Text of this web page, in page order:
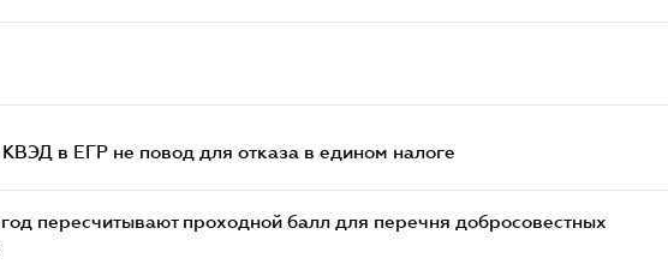
в ЕГР не повод для отказа в едином налоге
пересчитывают проходной балл для перечня добросовестных